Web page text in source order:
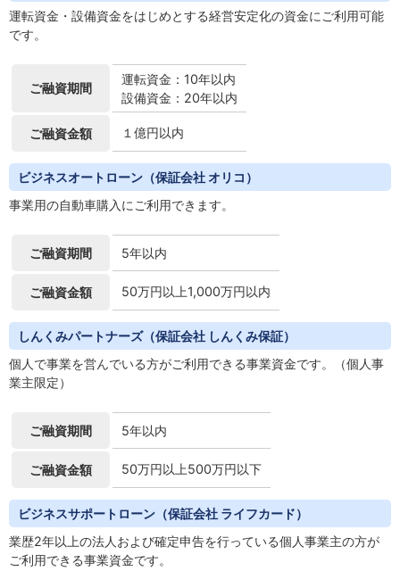
運転資金・設備資金をはじめとする経営安定化の資金にご利用可能
です。
ご融資期間
運転資金：10年以内
設備資金：20年以内
ご融資金額 １億円以内
ビジネスオートローン （保証会社 オリコ）
事業用の自動車購入にご利用できます。
ご融資期間 5年以内
ご融資金額 50万円以上1,000万円以内
しんくみパートナーズ（保証会社 しんくみ保証）
個人で事業を営んでいる方がご利用できる事業資金です。（個人事
業主限定）
ご融資期間 5年以内
ご融資金額 50万円以上500万円以下
ビジネスサポートローン （保証会社 ライフカード）
業歴2年以上の法人および確定申告を行っている個人事業主の方が
ご利用できる事業資金です。